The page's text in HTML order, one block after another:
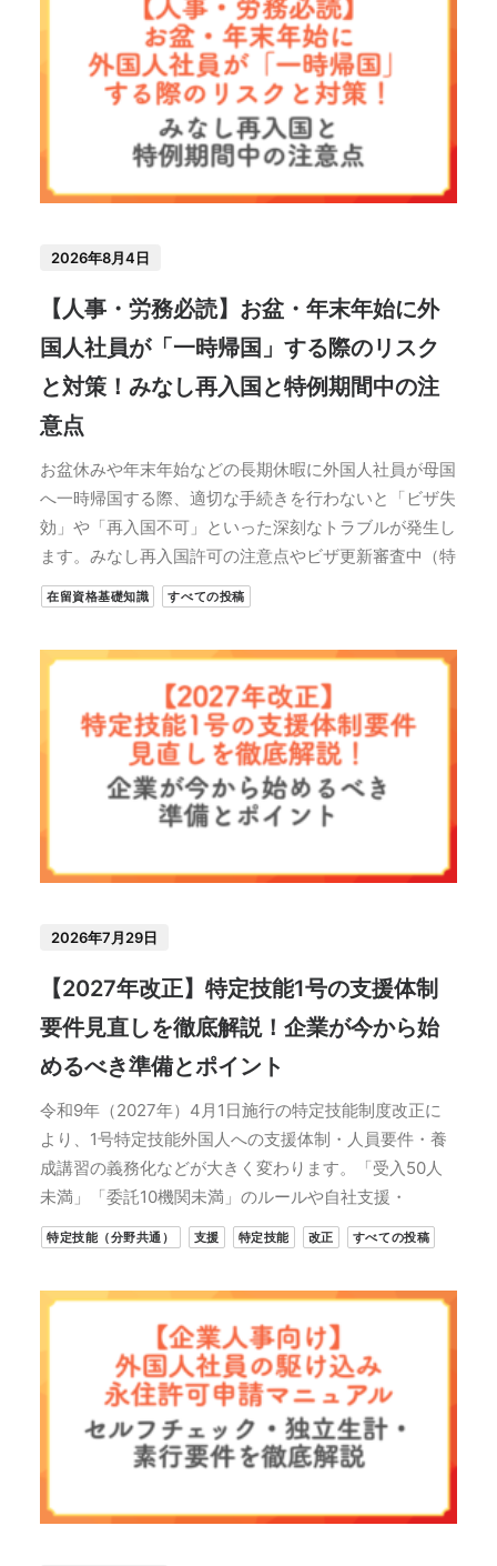
2026年8月4日
【人事・労務必読】お盆・年末年始に外
国人社員が「一時帰国」する際のリスク
と対策！みなし再入国と特例期間中の注
意点
お盆休みや年末年始などの長期休暇に外国人社員が母国
へ一時帰国する際、適切な手続きを行わないと「ビザ失
効」や「再入国不可」といった深刻なトラブルが発生し
ます。みなし再入国許可の注意点やビザ更新審査中（特
在留資格基礎知識 すべての投稿
2026年7月29日
【2027年改正】特定技能1号の支援体制
要件見直しを徹底解説！企業が今から始
めるべき準備とポイント
令和9年（2027年）4月1日施行の特定技能制度改正に
より、1号特定技能外国人への支援体制・人員要件・養
成講習の義務化などが大きく変わります。「受入50人
未満」「委託10機関未満」のルールや自社支援・
特定技能（分野共通） 支援 特定技能 改正 すべての投稿